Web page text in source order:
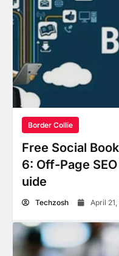
Border Collie
Free Social
6: Off-Page
uide
Techzosh April